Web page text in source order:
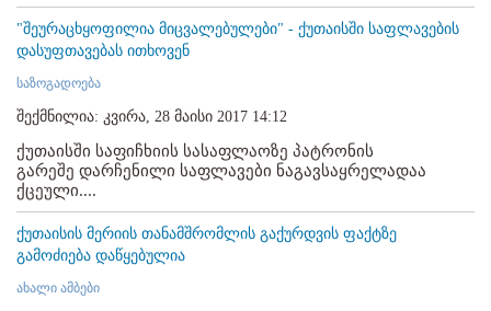
"შეურაცხყოფილია მიცვალებულები" - ქუთაისში საფლავების
დასუფთავებას ითხოვენ
საზოგადოება
შექმნილია: კვირა, 28 მაისი 2017 14:12
ქუთაისში საფიჩხიის სასაფლაოზე პატრონის
გარეშე დარჩენილი საფლავები ნაგავსაყრელადაა
ქცეული....
ქუთაისის მერიის თანამშრომლის გაქურდვის ფაქტზე
გამოძიება დაწყებულია
ახალი ამბები